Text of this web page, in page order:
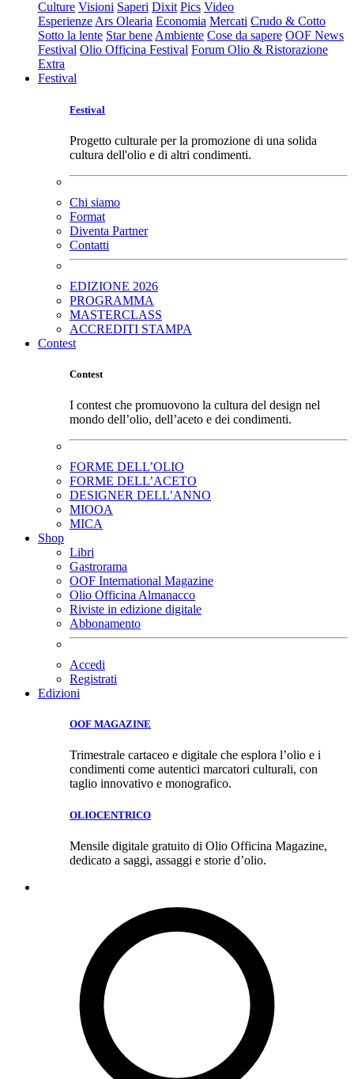
Culture Visioni Saperi Dixit Pics Video
Esperienze Ars Olearia Economia Mercati Crudo & Cotto
Sotto la lente Star bene Ambiente Cose da sapere OOF News
Festival Olio Officina Festival Forum Olio & Ristorazione
Extra
Festival
Festival
Progetto culturale per la promozione di una solida
cultura dell'olio e di altri condimenti.
Chi siamo
Format
Diventa Partner
Contatti
EDIZIONE 2026
PROGRAMMA
MASTERCLASS
ACCREDITI STAMPA
Contest
Contest
I contest che promuovono la cultura del design nel
mondo dell’olio, dell’aceto e dei condimenti.
FORME DELL’OLIO
FORME DELL’ACETO
DESIGNER DELL’ANNO
MIOOA
MICA
Shop
Libri
Gastrorama
OOF International Magazine
Olio Officina Almanacco
Riviste in edizione digitale
Abbonamento
Accedi
Registrati
Edizioni
OOF MAGAZINE
Trimestrale cartaceo e digitale che esplora l’olio e i
condimenti come autentici marcatori culturali, con
taglio innovativo e monografico.
OLIOCENTRICO
Mensile digitale gratuito di Olio Officina Magazine,
dedicato a saggi, assaggi e storie d’olio.